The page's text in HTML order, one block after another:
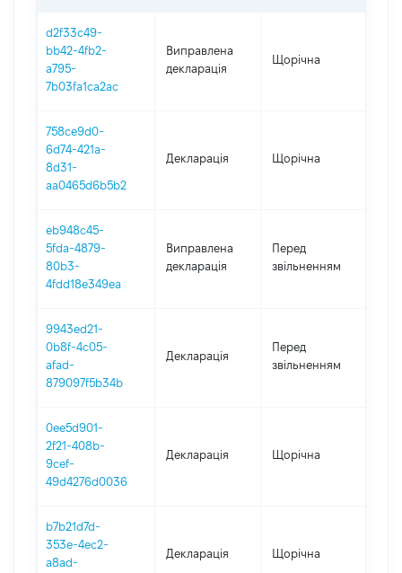
d2f33c49-
bb42-4fb2-
a795-
7b03fa1ca2ac
Виправлена
декларація
Щорічна
758ce9d0-
6d74-421a-
8d31-
aa0465d6b5b2
Декларація Щорічна
eb948c45-
5fda-4879-
80b3-
4fdd18e349ea
Виправлена
декларація
Перед
звільненням
9943ed21-
0b8f-4c05-
afad-
879097f5b34b
Декларація
Перед
звільненням
0ee5d901-
2f21-408b-
9cef-
49d4276d0036
Декларація Щорічна
b7b21d7d-
353e-4ec2-
a8ad-
Декларація Щорічна